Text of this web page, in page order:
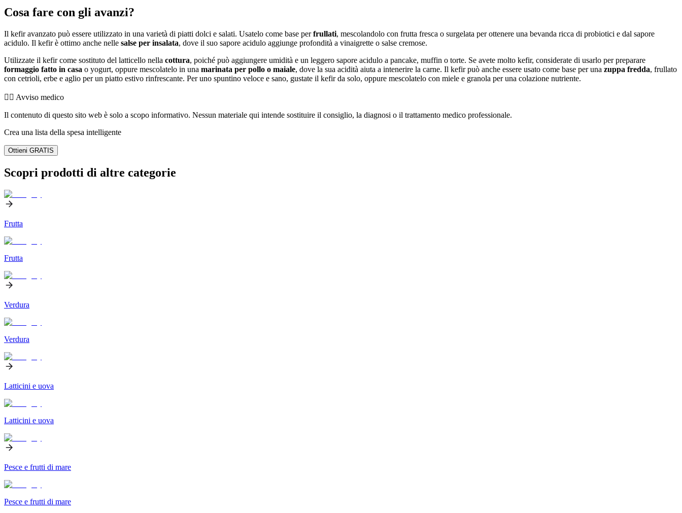
Cosa fare con gli avanzi?
Il kefir avanzato può essere utilizzato in una varietà di piatti dolci e salati. Usatelo come base perfrullati, mescolandolo con frutta fresca o surgelata per ottenere una bevanda ricca di probiotici e dal sapore
acidulo. Il kefir è ottimo anche nelle salse per insalata, dove il suo sapore acidulo aggiunge profondità a vinaigrette o salse cremose.
Utilizzate il kefir come sostituto del latticello nella cottura, poiché può aggiungere umidità e un leggero sapore acidulo a pancake, muffin o torte. Se avete molto kefir, considerate di usarlo per preparare
formaggio fatto in casa o yogurt, oppure mescolatelo in una marinata per pollo o maiale, dove la sua acidità aiuta a intenerire la carne. Il kefir può anche essere usato come base per una zuppa fredda, frullato
con cetrioli, erbe e aglio per un piatto estivo rinfrescante. Per uno spuntino veloce e sano, gustate il kefir da solo, oppure mescolatelo con miele e granola per una colazione nutriente.
👨‍⚕️️ Avviso medico
Il contenuto di questo sito web è solo a scopo informativo. Nessun materiale qui intende sostituire il consiglio, la diagnosi o il trattamento medico professionale.
Crea una lista della spesa intelligente
Ottieni GRATIS
Scopri prodotti di altre categorie
Frutta
Frutta
Verdura
Verdura
Latticini e uova
Latticini e uova
Pesce e frutti di mare
Pesce e frutti di mare